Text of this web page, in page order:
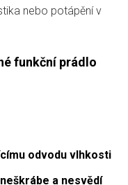
nebo potápění v
funkční prádlo
odvodu vlhkosti
a nesvědí